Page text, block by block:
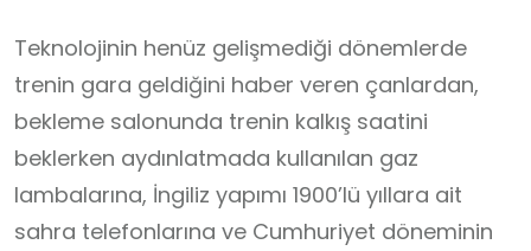
Teknolojinin henüz gelişmediği dönemlerde
trenin gara geldiğini haber veren çanlardan,
bekleme salonunda trenin kalkış saatini
beklerken aydınlatmada kullanılan gaz
lambalarına, İngiliz yapımı 1900’lü yıllara ait
sahra telefonlarına ve Cumhuriyet döneminin